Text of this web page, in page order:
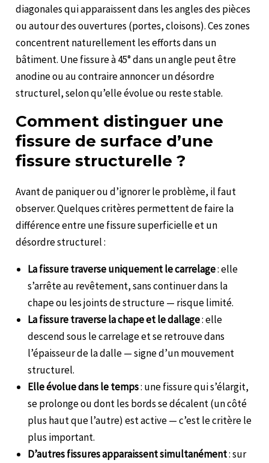
diagonales qui apparaissent dans les angles des pièces
ou autour des ouvertures (portes, cloisons). Ces zones
concentrent naturellement les efforts dans un
bâtiment. Une fissure à 45° dans un angle peut être
anodine ou au contraire annoncer un désordre
structurel, selon qu’elle évolue ou reste stable.
Comment distinguer une
fissure de surface d’une
fissure structurelle ?
Avant de paniquer ou d’ignorer le problème, il faut
observer. Quelques critères permettent de faire la
différence entre une fissure superficielle et un
désordre structurel :
La fissure traverse uniquement le carrelage: elle
s’arrête au revêtement, sans continuer dans la
chape ou les joints de structure — risque limité.
La fissure traverse la chape et le dallage: elle
descend sous le carrelage et se retrouve dans
l’épaisseur de la dalle — signe d’un mouvement
structurel.
Elle évolue dans le temps: une fissure qui s’élargit,
se prolonge ou dont les bords se décalent (un côté
plus haut que l’autre) est active — c’est le critère le
plus important.
D’autres fissures apparaissent simultanément: sur